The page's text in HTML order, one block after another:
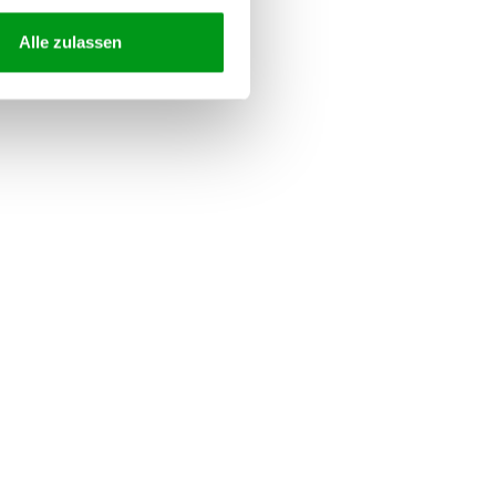
Alle zulassen